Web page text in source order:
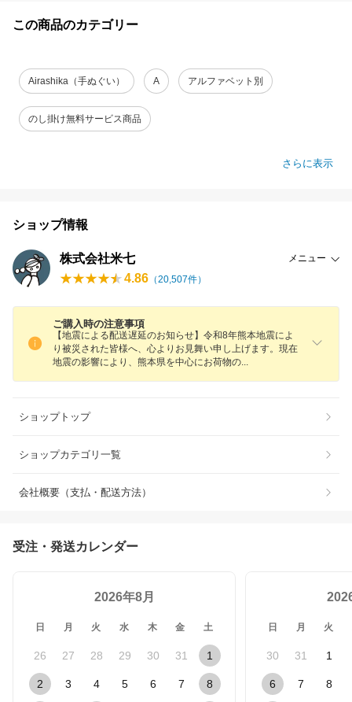
この商品のカテゴリー
Airashika（手ぬぐい） A アルファベット別
のし掛け無料サービス商品
さらに表示
ショップ情報
株式会社米七 メニュー
4.86 （20,507件）
ご購入時の注意事項
【地震による配送遅延のお知らせ】令和8年熊本地震によ
り被災された皆様へ、心よりお見舞い申し上げます。現在
地震の影響により、熊本県を中心にお荷物の
ショップトップ
ショップカテゴリ一覧
会社概要（支払・配送方法）
受注・発送カレンダー
2026年8月
日 月 火 水 木 金 土
26 27 28 29 30 31 1
2 3 4 5 6 7 8
日 月 火
30 31 1
6 7 8